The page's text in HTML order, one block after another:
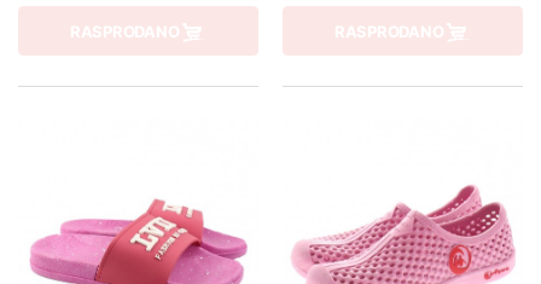
RASPRODANO RASPRODANO